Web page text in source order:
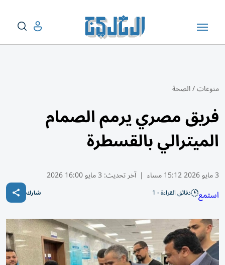
منوعات/الصحة
فريق مصري يرمم الصمام
الميترالي بالقسطرة
3 مايو 2026 15:12 مساء | آخر تحديث: 3 مايو 16:00 2026
استمع دقائق القراءة - 1 شارك